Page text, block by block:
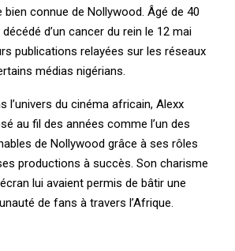
bien connue de Nollywood. Âgé de 40
d’un cancer du rein le 12 mai
publications relayées sur les réseaux
médias nigérians.
l’univers du cinéma africain, Alexx
au fil des années comme l’un des
de Nollywood grâce à ses rôles
productions à succès. Son charisme
lui avaient permis de bâtir une
de fans à travers l’Afrique.